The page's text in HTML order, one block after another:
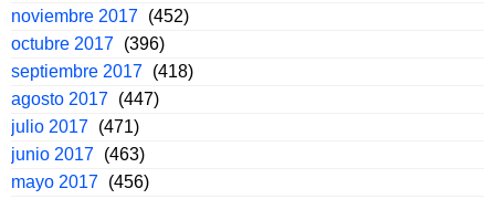
noviembre 2017 (452)
octubre 2017 (396)
septiembre 2017 (418)
agosto 2017 (447)
julio 2017 (471)
junio 2017 (463)
mayo 2017 (456)